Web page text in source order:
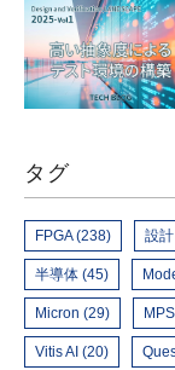
タグ
FPGA (238) 設
半導体 (45)
Micron (29)
Vitis AI (20)